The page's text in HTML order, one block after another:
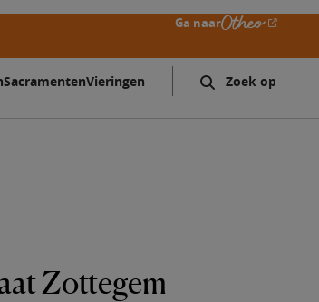
Ga naar
SacramentenVieringen Zoeken
Zottegem